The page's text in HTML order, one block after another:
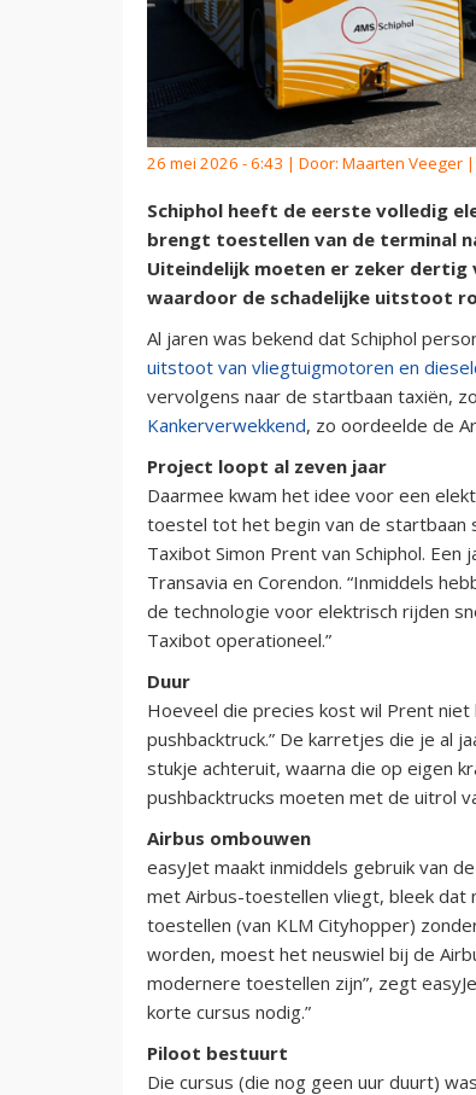
26 mei 2026 - 6:43 | Door: Maarten Veeger |
Schiphol heeft de eerste volledig
brengt toestellen van de terminal
Uiteindelijk moeten er zeker dertig
waardoor de schadelijke uitstoot
Al jaren was bekend dat Schiphol
uitstoot van vliegtuigmotoren en
vervolgens naar de startbaan taxiën,
Kankerverwekkend, zo oordeelde de
Project loopt al zeven jaar
Daarmee kwam het idee voor een
toestel tot het begin van de startbaan
Taxibot Simon Prent van Schiphol.
Transavia en Corendon. “Inmiddels
de technologie voor elektrisch rijden
Taxibot operationeel.”
Duur
Hoeveel die precies kost wil Prent
pushbacktruck.” De karretjes die je al
stukje achteruit, waarna die op eigen
pushbacktrucks moeten met de uitrol
Airbus ombouwen
easyJet maakt inmiddels gebruik van
met Airbus-toestellen vliegt, bleek dat
toestellen (van KLM Cityhopper)
worden, moest het neuswiel bij de
modernere toestellen zijn”, zegt
korte cursus nodig.”
Piloot bestuurt
Die cursus (die nog geen uur duurt)